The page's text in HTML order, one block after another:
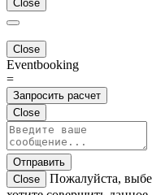
Close
Close
Eventbooking
=
Запросить расчет
Close
Отправить
Close
Пожалуйста,